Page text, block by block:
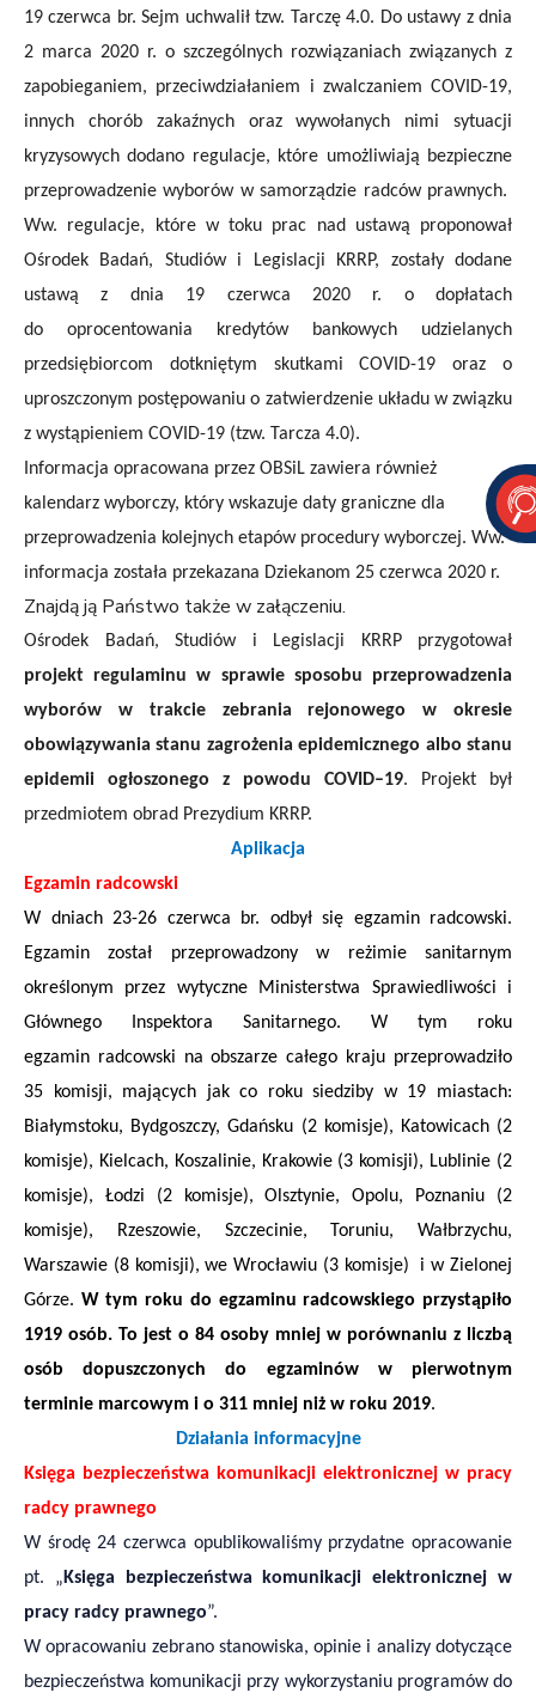
19 czerwca br. Sejm uchwalił tzw. Tarczę 4.0. Do ustawy z dnia
2 marca 2020 r. o szczególnych rozwiązaniach związanych z
zapobieganiem, przeciwdziałaniem i zwalczaniem COVID-19,
innych chorób zakaźnych oraz wywołanych nimi sytuacji
kryzysowychdodano regulacje, które umożliwiają bezpieczne
przeprowadzenie wyborów w samorządzie radców prawnych.
Ww. regulacje,
które w toku prac nad ustawą proponował
Ośrodek Badań, Studiów i Legislacji KRRP, zostały dodane
ustawą z dnia 19 czerwca 2020 r. o dopłatach
do oprocentowania kredytów bankowych udzielanych
przedsiębiorcom dotkniętym skutkami COVID-19 oraz o
uproszczonym postępowaniu o zatwierdzenie układu w związku
z wystąpieniem COVID-19 (tzw. Tarcza 4.0).
Informacja opracowana przez OBSiL zawiera również
kalendarz wyborczy, który wskazuje daty graniczne dla
przeprowadzenia kolejnych etapów procedury wyborczej. Ww.
informacja została przekazana Dziekanom 25 czerwca 2020 r.
Znajdą ją Państwo także w załączeniu.
Ośrodek Badań, Studiów i Legislacji KRRP przygotował
projekt regulaminu w sprawie sposobu przeprowadzenia
wyborów w trakcie zebrania rejonowego w okresie
obowiązywania stanu zagrożenia epidemicznego albo stanu
epidemii ogłoszonego z powodu COVID–19.
Projekt był
przedmiotem obrad Prezydium KRRP.
Aplikacja
Egzamin radcowski
W dniach 23-26 czerwca br. odbył się egzamin radcowski.
Egzamin został przeprowadzony w reżimie sanitarnym
określonym przez wytyczne Ministerstwa Sprawiedliwości i
Głównego Inspektora Sanitarnego. W tym roku
egzamin radcowski na obszarze całego kraju przeprowadziło
35 komisji, mających jak co roku siedziby w 19 miastach:
Białymstoku, Bydgoszczy, Gdańsku (2 komisje), Katowicach (2
komisje), Kielcach, Koszalinie, Krakowie (3 komisji), Lublinie (2
komisje), Łodzi (2 komisje), Olsztynie, Opolu, Poznaniu (2
komisje), Rzeszowie, Szczecinie, Toruniu, Wałbrzychu,
Warszawie (8 komisji), we Wrocławiu (3 komisje) i w Zielonej
Górze. W tym roku do egzaminu radcowskiego przystąpiło
1919 osób. To jest o 84 osoby mniej w porównaniu z liczbą
osób dopuszczonych do egzaminów w pierwotnym
terminie marcowym i o 311 mniej niż w roku 2019.
Działania informacyjne
Księga bezpieczeństwa komunikacji elektronicznej w pracy
radcy prawnego
W środę 24 czerwca opublikowaliśmy przydatne opracowanie
pt. „Księga bezpieczeństwa komunikacji elektronicznej w
pracy radcy prawnego”.
W opracowaniu zebrano stanowiska, opinie i analizy dotyczące
bezpieczeństwa komunikacji przy wykorzystaniu programów do